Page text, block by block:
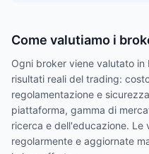
Come valutiamo i
Ogni broker viene valutato
risultati reali del trading:
regolamentazione e
piattaforma, gamma di
ricerca e dell'educazione. Le
regolarmente e aggiornate